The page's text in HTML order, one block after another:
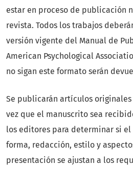
estar en proceso de publicación
revista. Todos los trabajos
versión vigente del Manual de
American Psychological
no sigan este formato serán
Se publicarán artículos originales
vez que el manuscrito sea
los editores para determinar si
forma, redacción, estilo y
presentación se ajustan a los